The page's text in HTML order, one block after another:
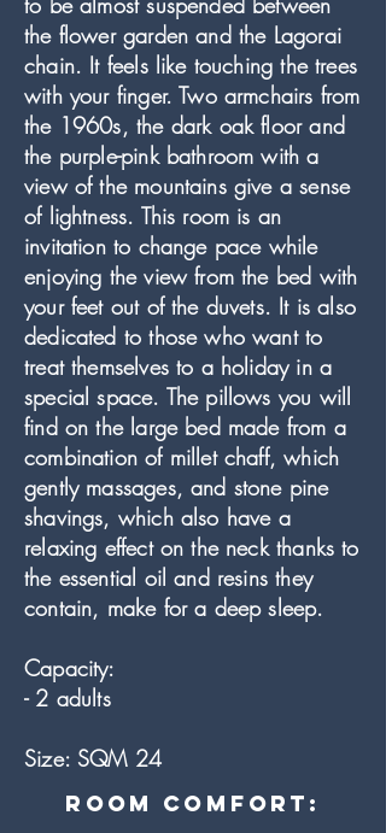
the flower garden and the Lagorai
chain. It feels like touching the trees
with your finger. Two armchairs from
the 1960s, the dark oak floor and
the purple-pink bathroom with a
view of the mountains give a sense
of lightness. This room is an
invitation to change pace while
enjoying the view from the bed with
your feet out of the duvets. It is also
dedicated to those who want to
treat themselves to a holiday in a
special space. The pillows you will
find on the large bed made from a
combination of millet chaff, which
gently massages, and stone pine
shavings, which also have a
relaxing effect on the neck thanks to
the essential oil and resins they
contain, make for a deep sleep.
Capacity:
- 2 adults
Size: SQM 24
room comfort: